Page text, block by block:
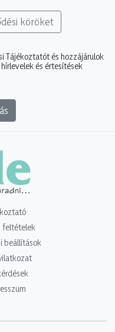
köröket
Tájékoztatót és hozzájárulok
és értesítések
feltételek
beállítások